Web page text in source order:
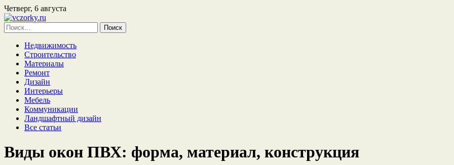
Четверг, 6 августа
Найти:
Недвижимость
Строительство
Материалы
Ремонт
Дизайн
Интерьеры
Мебель
Коммуникации
Ландшафтный дизайн
Все статьи
Виды окон ПВХ: форма, материал, конструкция